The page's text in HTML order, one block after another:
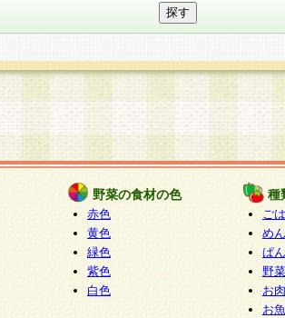
野菜の食材の色
赤色
黄色
緑色
紫色
白色
種
ご
めん
ぱん
野
お
お